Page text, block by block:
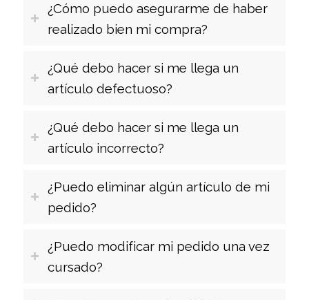
¿Cómo puedo asegurarme de haber
realizado bien mi compra?
¿Qué debo hacer si me llega un
artículo defectuoso?
¿Qué debo hacer si me llega un
artículo incorrecto?
¿Puedo eliminar algún artículo de mi
pedido?
¿Puedo modificar mi pedido una vez
cursado?